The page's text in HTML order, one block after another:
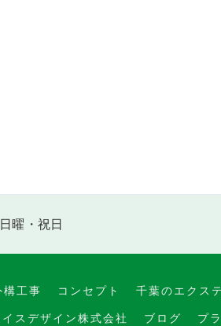
曜・祝日
工事 コンセプト
千葉のエクス
スデザイン株式会社 ブログ プ